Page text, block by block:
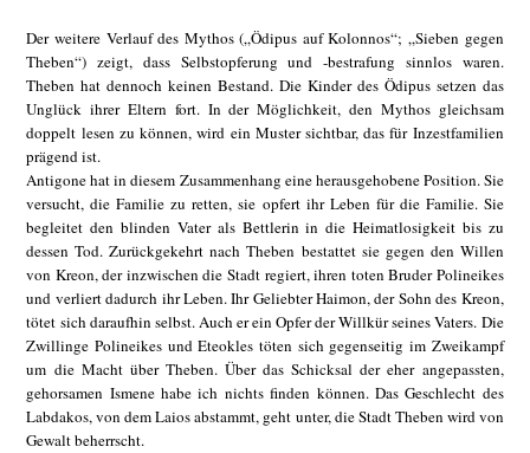
Der weitere Verlauf des Mythos („Ödipus auf Kolonnos“; „Sieben gegen
Theben“) zeigt, dass Selbstopferung und -bestrafung sinnlos waren.
Theben hat dennoch keinen Bestand. Die Kinder des Ödipus setzen das
Unglück ihrer Eltern fort. In der Möglichkeit, den Mythos gleichsam
doppelt lesen zu können, wird ein Muster sichtbar, das für Inzestfamilien
prägend ist.
Antigone hat in diesem Zusammenhang eine herausgehobene Position. Sie
versucht, die Familie zu retten, sie opfert ihr Leben für die Familie. Sie
begleitet den blinden Vater als Bettlerin in die Heimatlosigkeit bis zu
dessen Tod. Zurückgekehrt nach Theben bestattet sie gegen den Willen
von Kreon, der inzwischen die Stadt regiert, ihren toten Bruder Polineikes
und verliert dadurch ihr Leben. Ihr Geliebter Haimon, der Sohn des Kreon,
tötet sich daraufhin selbst. Auch er ein Opfer der Willkür seines Vaters. Die
Zwillinge Polineikes und Eteokles töten sich gegenseitig im Zweikampf
um die Macht über Theben. Über das Schicksal der eher angepassten,
gehorsamen Ismene habe ich nichts finden können. Das Geschlecht des
Labdakos, von dem Laios abstammt, geht unter, die Stadt Theben wird von
Gewalt beherrscht.